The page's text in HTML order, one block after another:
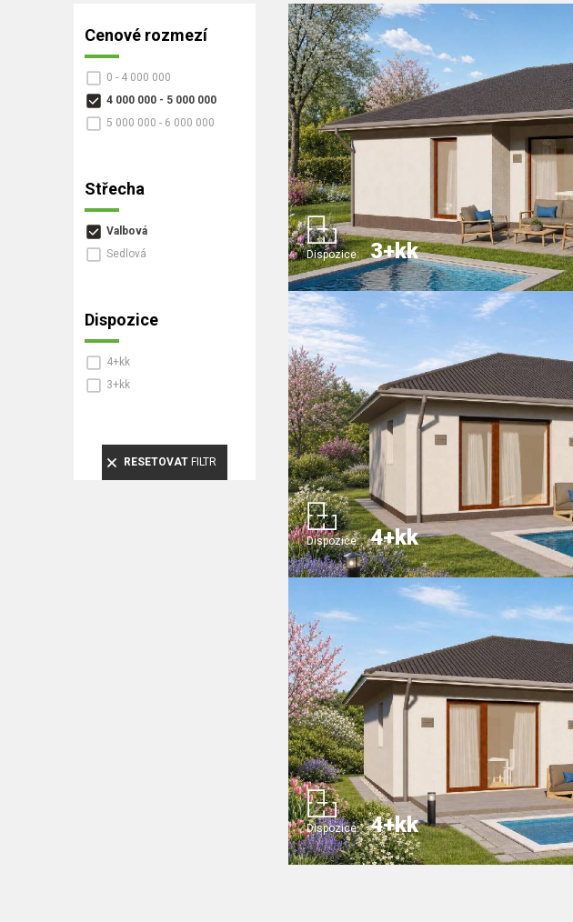
Cenové rozmezí
0 - 4 000 000
4 000 000 - 5 000 000
5 000 000 - 6 000 000
Střecha
Valbová
Sedlová
Dispozice
4+kk
3+kk
RESETOVATFILTR
Dispozice: 3+kk
Dispozice: 4+kk
Dispozice: 4+kk